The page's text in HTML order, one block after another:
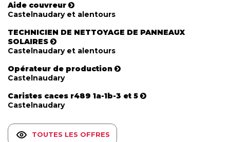
Aide couvreur
Castelnaudary et alentours
TECHNICIEN DE NETTOYAGE DE PANNEAUX
SOLAIRES
Castelnaudary et alentours
Opérateur de production
Castelnaudary
Caristes caces r489 1a-1b-3 et 5
Castelnaudary
TOUTES LES OFFRES